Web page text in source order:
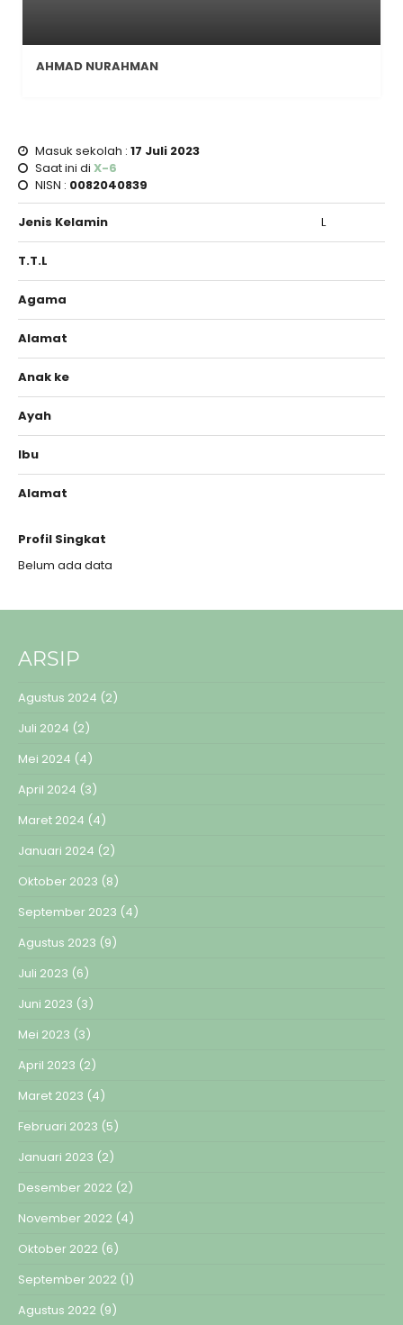
AHMAD NURAHMAN
Masuk sekolah : 17 Juli 2023
Saat ini di X-6
NISN : 0082040839
Jenis Kelamin L
T.T.L
Agama
Alamat
Anak ke
Ayah
Ibu
Alamat
Profil Singkat
Belum ada data
ARSIP
Agustus 2024 (2)
Juli 2024 (2)
Mei 2024 (4)
April 2024 (3)
Maret 2024 (4)
Januari 2024 (2)
Oktober 2023 (8)
September 2023 (4)
Agustus 2023 (9)
Juli 2023 (6)
Juni 2023 (3)
Mei 2023 (3)
April 2023 (2)
Maret 2023 (4)
Februari 2023 (5)
Januari 2023 (2)
Desember 2022 (2)
November 2022 (4)
Oktober 2022 (6)
September 2022 (1)
Agustus 2022 (9)